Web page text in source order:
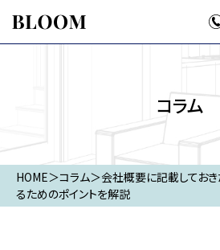
コラム
HOME＞コラム＞会社概要に記載してお
るためのポイントを解説